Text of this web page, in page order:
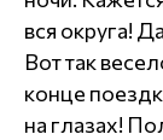
вся округа!
Вот так
конце
на глазах!